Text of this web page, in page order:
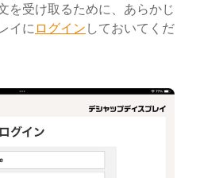
を受け取るために、あらかじ
イに ログイン しておいてくだ